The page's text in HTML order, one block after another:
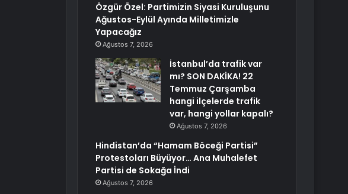
Özgür Özel: Partimizin Siyasi Kuruluşunu
Ağustos-Eylül Ayında Milletimizle
Yapacağız
Ağustos 7, 2026
İstanbul’da trafik var
mı? SON DAKİKA! 22
Temmuz Çarşamba
hangi ilçelerde trafik
var, hangi yollar kapalı?
Ağustos 7, 2026
Hindistan’da “Hamam Böceği Partisi”
Protestoları Büyüyor… Ana Muhalefet
Partisi de Sokağa İndi
Ağustos 7, 2026